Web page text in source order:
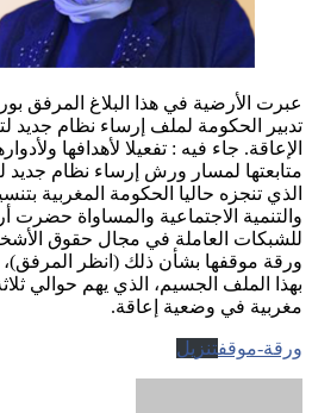
عبرت الأرضية في هذا البلاغ المرفق
تدبير الحكومة لملف إرساء نظام جديد
الإعاقة. جاء فيه : تفعيلا لأهدافها
متابعتها لمسار ورش إرساء نظام جديد
الذي تنجزه حاليا الحكومة المغربية
والتنمية الاجتماعية والمساواة حضرت
للشبكات العاملة في مجال حقوق
ورقة موقفها بشأن ذلك (انظر المرفق)،
بهذا الملف الجسيم، الذي يهم حوالي
مغربية في وضعية إعاقة.
ورقة-موقفتنزيل